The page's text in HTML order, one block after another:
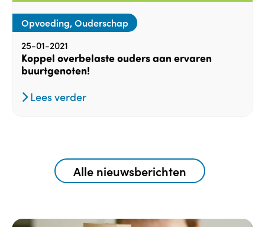
Opvoeding, Ouderschap
25-01-2021
Koppel overbelaste ouders aan ervaren
buurtgenoten!
Lees verder
Alle nieuwsberichten